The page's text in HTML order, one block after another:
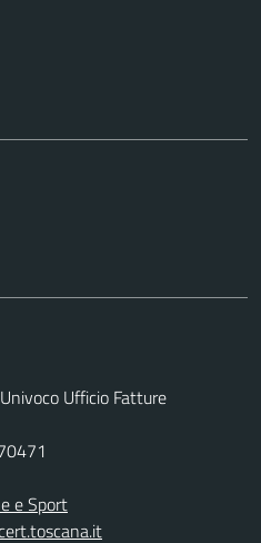
Ufficio Fatture
e Sport